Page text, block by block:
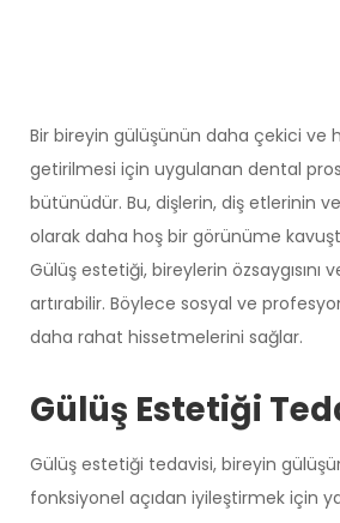
Bir bireyin gülüşünün daha çekici ve
getirilmesi için uygulanan dental
bütünüdür. Bu, dişlerin, diş etlerinin
olarak daha hoş bir görünüme
Gülüş estetiği, bireylerin özsaygısını
artırabilir. Böylece sosyal ve
daha rahat hissetmelerini sağlar.
Gülüş Estetiği
Gülüş estetiği tedavisi, bireyin
fonksiyonel açıdan iyileştirmek için